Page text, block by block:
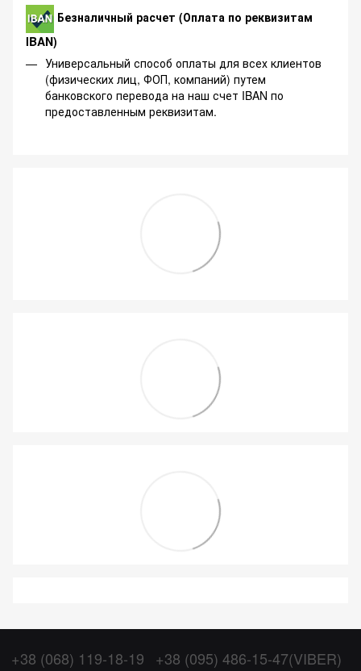
Безналичный расчет (Оплата по реквизитам
IBAN)
Универсальный способ оплаты для всех клиентов
(физических лиц, ФОП, компаний) путем
банковского перевода на наш счет IBAN по
предоставленным реквизитам.
+38 (068) 119-18-19 +38 (095) 486-15-47(VIBER)